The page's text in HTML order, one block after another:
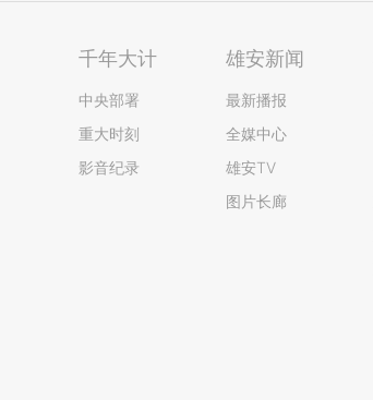
千年大计
中央部署
重大时刻
影音纪录
雄安新闻
最新播报
全媒中心
雄安TV
图片长廊